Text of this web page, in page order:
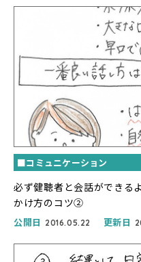
■コミュニケーション
必ず健聴者と会話ができる
かけ方のコツ②
公開日 2016.05.22 更新日